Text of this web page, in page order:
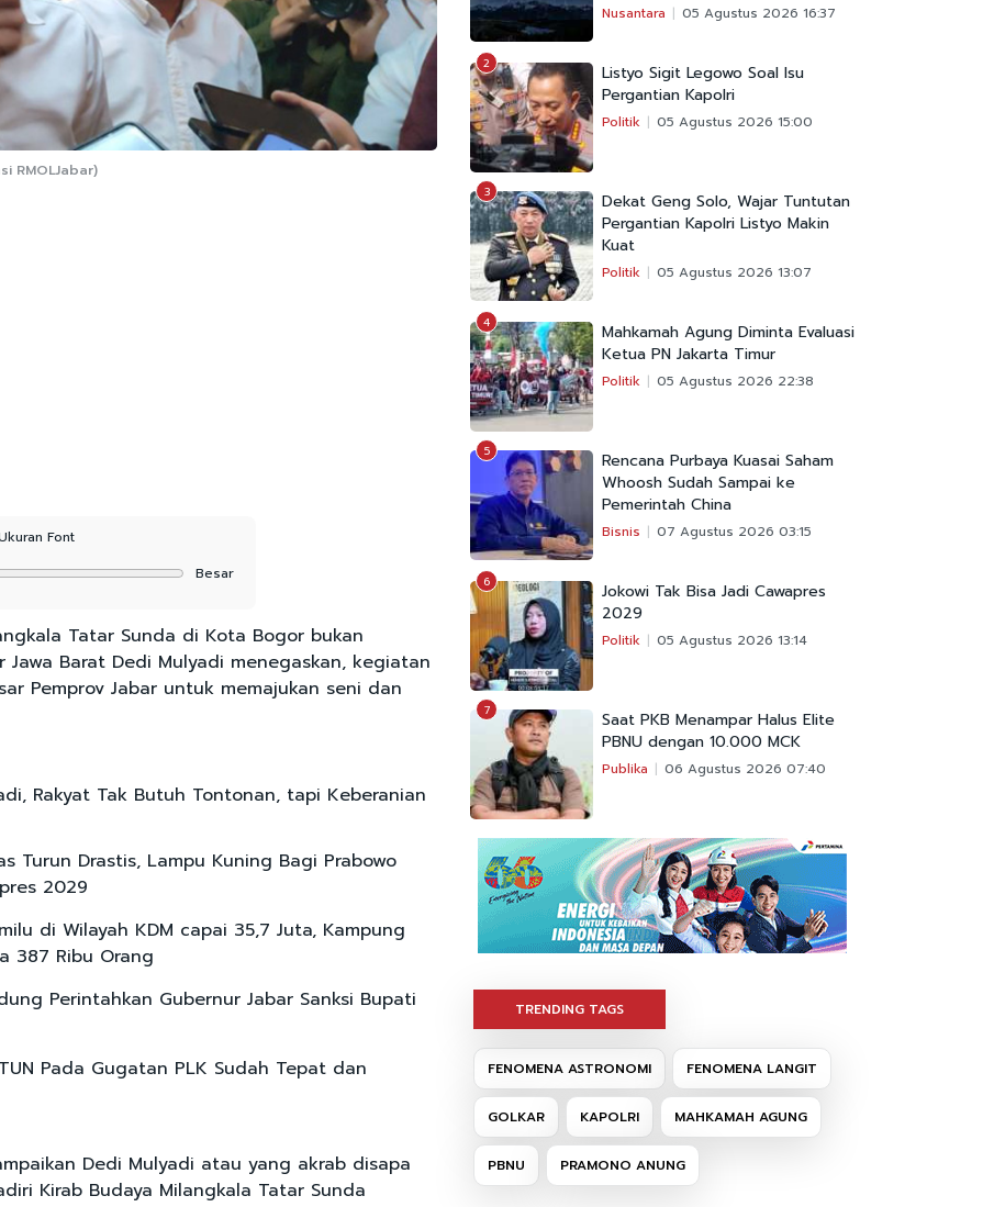
RMOLJabar)
Font
Besar
Tatar Sunda di Kota Bogor bukan
Barat Dedi Mulyadi menegaskan, kegiatan
Pemprov Jabar untuk memajukan seni dan
Rakyat Tak Butuh Tontonan, tapi Keberanian
Turun Drastis, Lampu Kuning Bagi Prabowo
2029
di Wilayah KDM capai 35,7 Juta, Kampung
387 Ribu Orang
Perintahkan Gubernur Jabar Sanksi Bupati
Pada Gugatan PLK Sudah Tepat dan
Dedi Mulyadi atau yang akrab disapa
Kirab Budaya Milangkala Tatar Sunda
Nusantara 05 Agustus 2026 16:37
2
Listyo Sigit Legowo Soal Isu
Pergantian Kapolri
Politik 05 Agustus 2026 15:00
3
Dekat Geng Solo, Wajar Tuntutan
Pergantian Kapolri Listyo Makin
Kuat
Politik 05 Agustus 2026 13:07
4
Mahkamah Agung Diminta Evaluasi
Ketua PN Jakarta Timur
Politik 05 Agustus 2026 22:38
5
Rencana Purbaya Kuasai Saham
Whoosh Sudah Sampai ke
Pemerintah China
Bisnis 07 Agustus 2026 03:15
6
Jokowi Tak Bisa Jadi Cawapres
2029
Politik 05 Agustus 2026 13:14
7
Saat PKB Menampar Halus Elite
PBNU dengan 10.000 MCK
Publika 06 Agustus 2026 07:40
TRENDING TAGS
FENOMENA ASTRONOMI FENOMENA LANGIT
GOLKAR KAPOLRI MAHKAMAH AGUNG
PBNU PRAMONO ANUNG